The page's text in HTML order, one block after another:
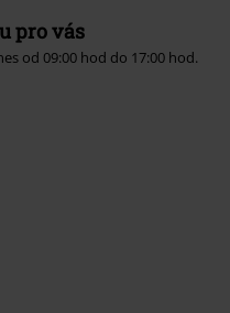
pro vás
od 09:00 hod do 17:00 hod.